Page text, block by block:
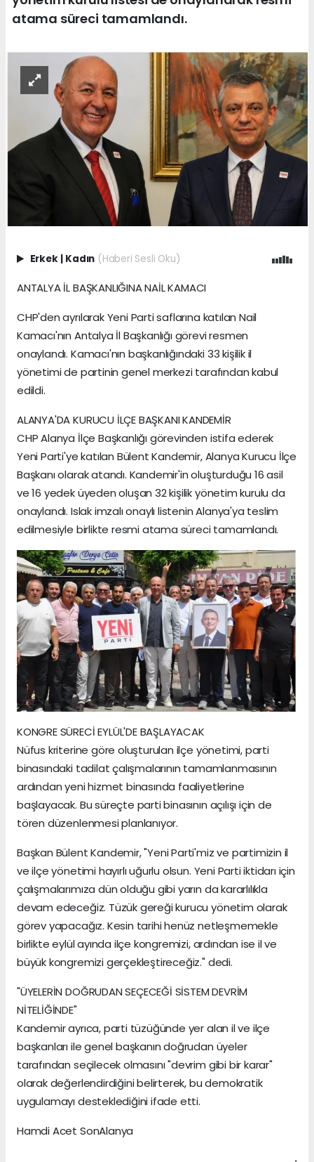
atama süreci tamamlandı.
Erkek Kadın (Haberi Sesli Oku)
ANTALYA İL BAŞKANLIĞINA NAİL KAMACI
CHP'den ayrılarak Yeni Parti saflarına katılan Nail
Kamacı'nın Antalya İl Başkanlığı görevi resmen
onaylandı. Kamacı'nın başkanlığındaki 33 kişilik il
yönetimi de partinin genel merkezi tarafından kabul
edildi.
ALANYA'DA KURUCU İLÇE BAŞKANI KANDEMİR
CHP Alanya İlçe Başkanlığı görevinden istifa ederek
Yeni Parti'ye katılan Bülent Kandemir, Alanya Kurucu İlçe
Başkanı olarak atandı. Kandemir'in oluşturduğu 16 asil
ve 16 yedek üyeden oluşan 32 kişilik yönetim kurulu da
onaylandı. Islak imzalı onaylı listenin Alanya'ya teslim
edilmesiyle birlikte resmi atama süreci tamamlandı.
KONGRE SÜRECİ EYLÜL'DE BAŞLAYACAK
Nüfus kriterine göre oluşturulan ilçe yönetimi, parti
binasındaki tadilat çalışmalarının tamamlanmasının
ardından yeni hizmet binasında faaliyetlerine
başlayacak. Bu süreçte parti binasının açılışı için de
tören düzenlenmesi planlanıyor.
Başkan Bülent Kandemir, "Yeni Parti'miz ve partimizin il
ve ilçe yönetimi hayırlı uğurlu olsun. Yeni Parti iktidarı için
çalışmalarımıza dün olduğu gibi yarın da kararlılıkla
devam edeceğiz. Tüzük gereği kurucu yönetim olarak
görev yapacağız. Kesin tarihi henüz netleşmemekle
birlikte eylül ayında ilçe kongremizi, ardından ise il ve
büyük kongremizi gerçekleştireceğiz." dedi.
"ÜYELERİN DOĞRUDAN SEÇECEĞİ SİSTEM DEVRİM
NİTELİĞİNDE"
Kandemir ayrıca, parti tüzüğünde yer alan il ve ilçe
başkanları ile genel başkanın doğrudan üyeler
tarafından seçilecek olmasını "devrim gibi bir karar"
olarak değerlendirdiğini belirterek, bu demokratik
uygulamayı desteklediğini ifade etti.
Hamdi Acet SonAlanya